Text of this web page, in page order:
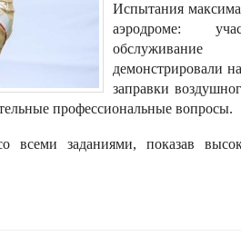
Испытания
аэродроме:
обслуживание
демонстрировали
заправки
профессиональные вопросы.
всеми заданиями, показав